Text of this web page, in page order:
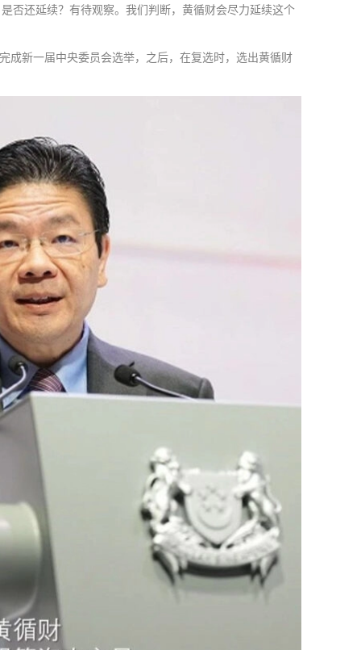
否还延续？有待观察。我们判断，黄循财会尽力延续这个
成新一届中央委员会选举，之后，在复选时，选出黄循财